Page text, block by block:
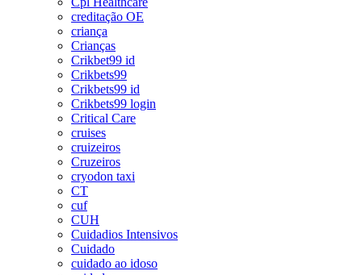
creditação OE
criança
Crianças
Crikbet99 id
Crikbets99
Crikbets99 id
Crikbets99 login
Critical Care
cruises
cruizeiros
Cruzeiros
cryodon taxi
CT
cuf
CUH
Cuidadios Intensivos
Cuidado
cuidado ao idoso